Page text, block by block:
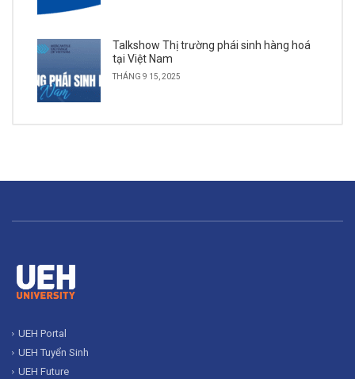
Talkshow Thị trường phái sinh hàng hoá
tại Việt Nam
THÁNG 9 15, 2025
UEH Portal
UEH Tuyển Sinh
UEH Future